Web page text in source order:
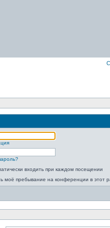
входить при каждом посещении
моё пребывание на конференции в этот